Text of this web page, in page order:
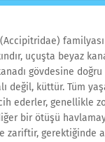
uçuşta beyaz
gövdesine
değil, küttür. Tüm
ederler, genellikle
bir ötüşü
zariftir, gerektiğinde